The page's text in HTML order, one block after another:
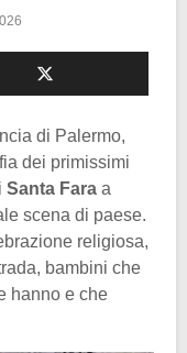
di Palermo,
dei primissimi
Santa Fara a
scena di paese.
religiosa,
bambini che
hanno e che